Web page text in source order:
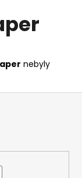
nebyly